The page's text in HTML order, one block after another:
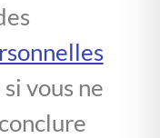
vous ne